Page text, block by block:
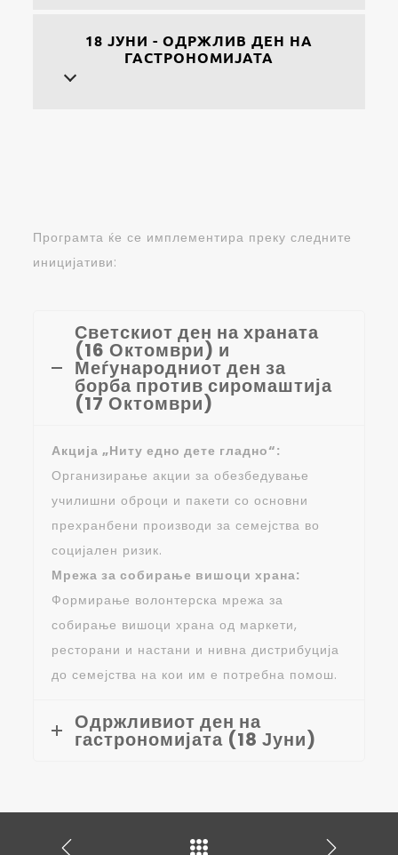
18 ЈУНИ - ОДРЖЛИВ ДЕН НА
ГАСТРОНОМИЈАТА
Програмта ќе се имплементира преку следните
иницијативи:
Светскиот ден на храната
(16 Октомври) и
Меѓународниот ден за
борба против сиромаштија
(17 Октомври)
Акција „Ниту едно дете гладно“:
Организирање акции за обезбедување
училишни оброци и пакети со основни
прехранбени производи за семејства во
социјален ризик.
Мрежа за собирање вишоци храна:
Формирање волонтерска мрежа за
собирање вишоци храна од маркети,
ресторани и настани и нивна дистрибуција
до семејства на кои им е потребна помош.
Одржливиот ден на
гастрономијата (18 Јуни)